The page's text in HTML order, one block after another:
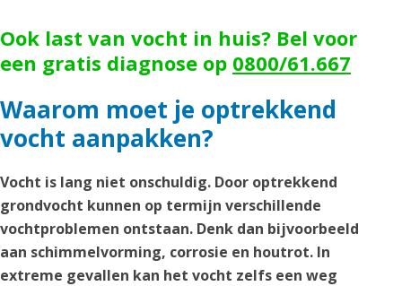
Ook last van vocht in huis? Bel voor
een gratis diagnose op 0800/61.667
Waarom moet je optrekkend
vocht aanpakken?
Vocht is lang niet onschuldig. Door optrekkend
grondvocht kunnen op termijn verschillende
vochtproblemen ontstaan. Denk dan bijvoorbeeld
aan schimmelvorming, corrosie en houtrot. In
extreme gevallen kan het vocht zelfs een weg